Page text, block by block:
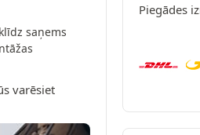
saņems
varēsiet
Piegādes